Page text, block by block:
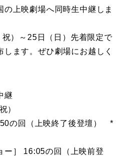
の上映劇場へ同時生中継しま
）～25日（日）先着限定で
します。ぜひ劇場にお越しく
継
）
の回（上映終了後登壇） *
ー］ 16:05の回（上映前登